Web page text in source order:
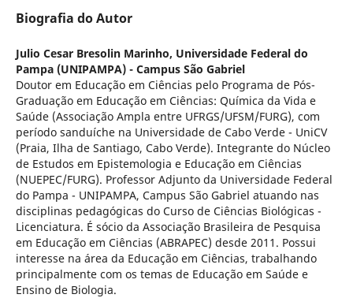
Biografia do Autor
Julio Cesar Bresolin Marinho, Universidade Federal do
Pampa (UNIPAMPA) - Campus São Gabriel
Doutor em Educação em Ciências pelo Programa de Pós-
Graduação em Educação em Ciências: Química da Vida e
Saúde (Associação Ampla entre UFRGS/UFSM/FURG), com
período sanduíche na Universidade de Cabo Verde - UniCV
(Praia, Ilha de Santiago, Cabo Verde). Integrante do Núcleo
de Estudos em Epistemologia e Educação em Ciências
(NUEPEC/FURG). Professor Adjunto da Universidade Federal
do Pampa - UNIPAMPA, Campus São Gabriel atuando nas
disciplinas pedagógicas do Curso de Ciências Biológicas -
Licenciatura. É sócio da Associação Brasileira de Pesquisa
em Educação em Ciências (ABRAPEC) desde 2011. Possui
interesse na área da Educação em Ciências, trabalhando
principalmente com os temas de Educação em Saúde e
Ensino de Biologia.